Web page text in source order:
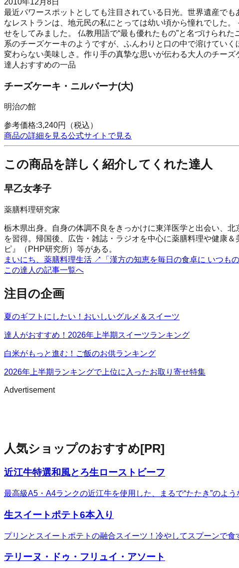
最近パワースポットとしても注目されている日光。世界遺産で
なレストランは、地元民の私にとっては幼い頃から憧れでした
せをしてみました。 仏教用語で“最も優れたもの”と名づけられ
系のチーズケーキのようですが、ふんわりと口の中で溶けてい
変わらない美味しさ。作り手の真摯な思いが伝わる大人のチーズ
達人おすすめの一品
チーズケーキ・ニルバーナ(大)
明治の館
参考価格:3,240円
（税込）
商品の詳細を見る公式サイトで見る
この商品を詳しく紹介してくれた達人
早乙女孝子
薬膳料理研究家
栃木県出身。自身の体調不良をきっかけに東洋医学と出会い、
を習得。帰国後、広告・雑誌・ラジオを中心に薬膳料理や健康
ピ』（PHP研究所）等がある。
まいにち、薬膳料理生活 ↗ 「漢方の知恵を毎日の食卓に いつも
この達人の記事一覧へ
注目の企画
夏のギフトにしたい！おいしいグルメ＆スイーツ
達人がおすすめ！2026年上半期スイーツランキング
白米がもっと進む！ご飯のお供ランキング
2026年上半期ランキングで上位に入ったお取り寄せ特集
Advertisement
人気ショップのおすすめ[PR]
近江牛特選和風とろ生ローストビーフ
最高級A5・A4ランクの近江牛を使用した、まるで“たたき”のよ
生スイートポテト6本入り
プリンとスイートポテトの融合スイーツ！冷やしてスプーンで食
テリーヌ・ドゥ・フリュイ・アソート